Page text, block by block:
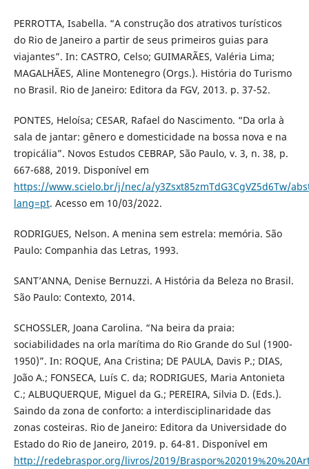
PERROTTA, Isabella. “A construção dos atrativos turísticos
do Rio de Janeiro a partir de seus primeiros guias para
viajantes”. In: CASTRO, Celso; GUIMARÃES, Valéria Lima;
MAGALHÃES, Aline Montenegro (Orgs.). História do Turismo
no Brasil. Rio de Janeiro: Editora da FGV, 2013. p. 37-52.
PONTES, Heloísa; CESAR, Rafael do Nascimento. “Da orla à
sala de jantar: gênero e domesticidade na bossa nova e na
tropicália”. Novos Estudos CEBRAP, São Paulo, v. 3, n. 38, p.
667-688, 2019. Disponível em
https://www.scielo.br/j/nec/a/y3Zsxt85zmTdG3CgVZ5d6Tw/
lang=pt. Acesso em 10/03/2022.
RODRIGUES, Nelson. A menina sem estrela: memória. São
Paulo: Companhia das Letras, 1993.
SANT’ANNA, Denise Bernuzzi. A História da Beleza no Brasil.
São Paulo: Contexto, 2014.
SCHOSSLER, Joana Carolina. “Na beira da praia:
sociabilidades na orla marítima do Rio Grande do Sul (1900-
1950)”. In: ROQUE, Ana Cristina; DE PAULA, Davis P.; DIAS,
João A.; FONSECA, Luís C. da; RODRIGUES, Maria Antonieta
C.; ALBUQUERQUE, Miguel da G.; PEREIRA, Silvia D. (Eds.).
Saindo da zona de conforto: a interdisciplinaridade das
zonas costeiras. Rio de Janeiro: Editora da Universidade do
Estado do Rio de Janeiro, 2019. p. 64-81. Disponível em
http://redebraspor.org/livros/2019/